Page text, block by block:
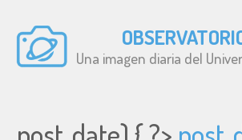
Una imagen diaria del